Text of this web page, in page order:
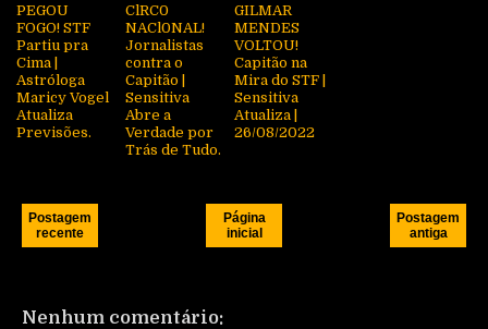
PEGOU
FOGO! STF
Partiu pra
Cima |
Astróloga
Maricy Vogel
Atualiza
Previsões.
ClRC0
NACl0NAL!
Jornalistas
contra o
Capitão |
Sensitiva
Abre a
Verdade por
Trás de Tudo.
GILMAR
MENDES
VOLTOU!
Capitão na
Mira do STF |
Sensitiva
Atualiza |
26/08/2022
Postagem
recente
Postagem
antiga
Página
inicial
Nenhum comentário: